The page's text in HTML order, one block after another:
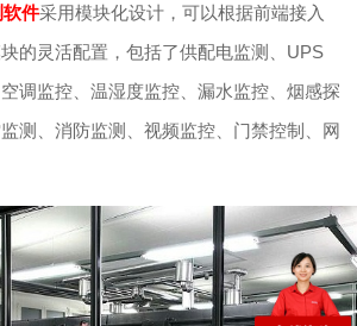
件采用模块化设计，可以根据前端接入
的灵活配置，包括了供配电监测、UPS
调监控、温湿度监控、漏水监控、烟感探
测、消防监测、视频监控、门禁控制、网